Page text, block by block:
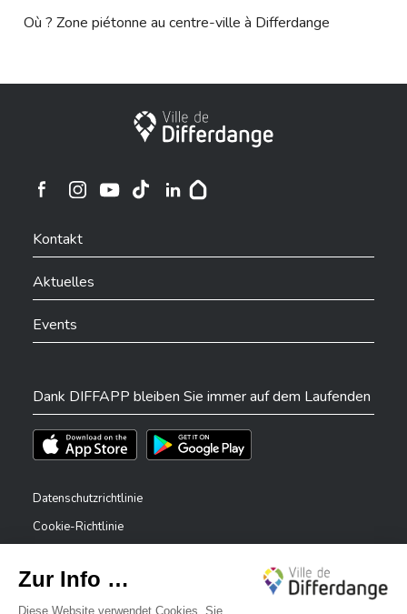
Où ? Zone piétonne au centre-ville à Differdange
Stadt Differdingen
Ville de Differdange sur Instagram
Kontakt
Aktuelles
Events
Dank DIFFAPP bleiben Sie immer auf dem Laufenden
Téléchargez l'app sur l'App StoreTéléchargez l'app sur Play Store
Datenschutzrichtlinie
Cookie-Richtlinie
Erklärung zur Barrierefreiheit
✕